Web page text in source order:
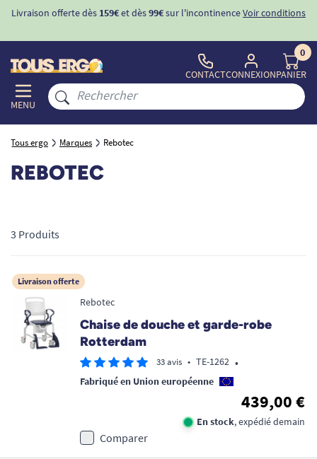
Livraison offerte dès 159€et dès99€sur l'incontinenceVoir conditions
MENU
CONTACTCONNEXION
0
PANIER
Tous ergo Marques Rebotec
REBOTEC
3 Produits
Livraison offerte
Rebotec
Chaise de douche et garde-robe
Rotterdam
33 avis • TE-1262 •
Fabriqué en Union européenne
439,00 €
En stock, expédié demain
Comparer